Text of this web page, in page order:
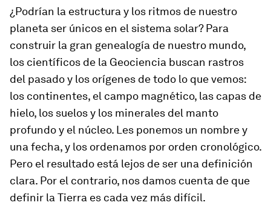
¿Podrían la estructura y los ritmos de nuestro
planeta ser únicos en el sistema solar? Para
construir la gran genealogía de nuestro mundo,
los científicos de la Geociencia buscan rastros
del pasado y los orígenes de todo lo que vemos:
los continentes, el campo magnético, las capas de
hielo, los suelos y los minerales del manto
profundo y el núcleo. Les ponemos un nombre y
una fecha, y los ordenamos por orden cronológico.
Pero el resultado está lejos de ser una definición
clara. Por el contrario, nos damos cuenta de que
definir la Tierra es cada vez más difícil.